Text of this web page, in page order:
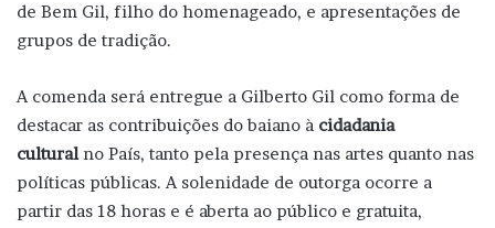
de Bem Gil, filho do homenageado, e apresentações de
grupos de tradição.
A comenda será entregue a Gilberto Gil como forma de
destacar as contribuições do baiano à cidadania
culturalno País, tanto pela presença nas artes quanto nas
políticas públicas. A solenidade de outorga ocorre a
partir das 18 horas e é aberta ao público e gratuita,